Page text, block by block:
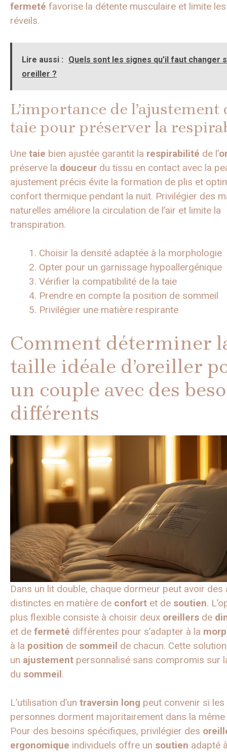
fermeté favorise la détente musculaire et limite
réveils.
Lire aussi :
Quels sont les signes qu’il faut changer
oreiller ?
L’importance de l’ajustement
taie pour préserver la
Une taie bien ajustée garantit la respirabilité de l’
préserve la douceur du tissu en contact avec la
ajustement précis évite la formation de plis et
confort thermique pendant la nuit. Privilégier des
naturelles améliore la circulation de l’air et limite la
transpiration.
Choisir la densité adaptée à la morphologie
Opter pour un garnissage hypoallergénique
Vérifier la compatibilité de la taie
Prendre en compte la position de sommeil
Privilégier une matière respirante
Comment déterminer
taille idéale d’oreiller
un couple avec des
différents
Dans un lit double, chaque dormeur peut avoir des
distinctes en matière de confort et de soutien.
plus flexible consiste à choisir deux oreillers de
et de fermeté différentes pour s’adapter à la
à la position de sommeil de chacun. Cette
un ajustement personnalisé sans compromis sur
du sommeil.
L’utilisation d’un traversin long peut convenir si les
personnes dorment majoritairement dans la même
Pour des besoins spécifiques, privilégier des
ergonomique individuels offre un soutien adapté